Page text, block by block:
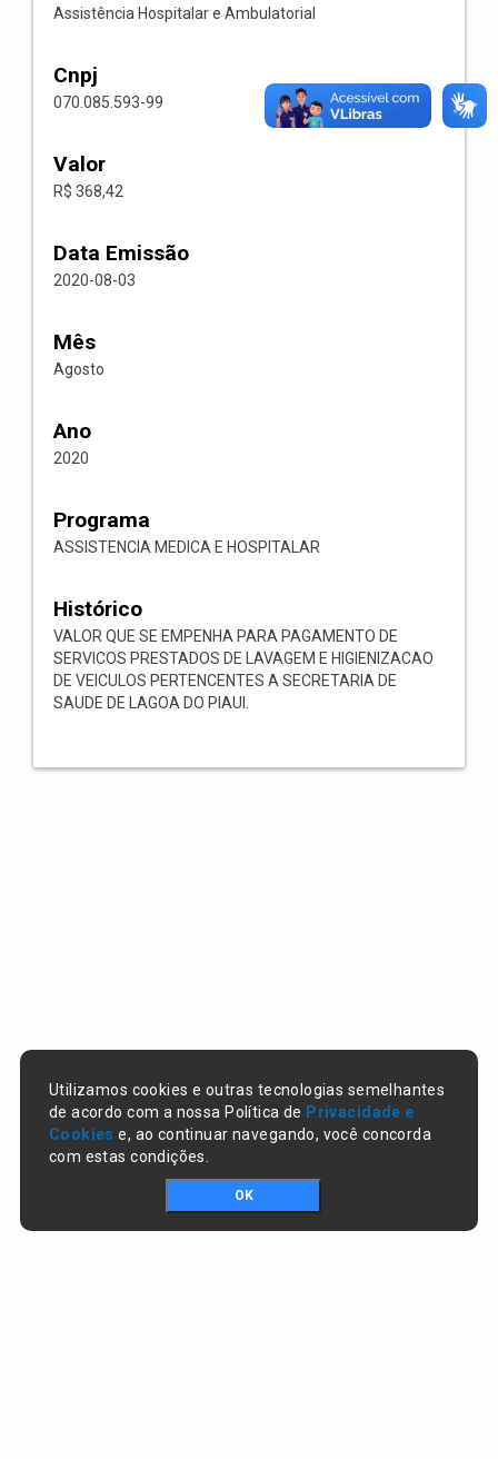
Assistência Hospitalar e Ambulatorial
Cnpj
070.085.593-99
Valor
R$ 368,42
Data Emissão
2020-08-03
Mês
Agosto
Ano
2020
Programa
ASSISTENCIA MEDICA E HOSPITALAR
Histórico
VALOR QUE SE EMPENHA PARA PAGAMENTO DE
SERVICOS PRESTADOS DE LAVAGEM E HIGIENIZACAO
DE VEICULOS PERTENCENTES A SECRETARIA DE
SAUDE DE LAGOA DO PIAUI.
Utilizamos cookies e outras tecnologias semelhantes
de acordo com a nossa Política de Privacidade e
Cookies e, ao continuar navegando, você concorda
com estas condições.
OK